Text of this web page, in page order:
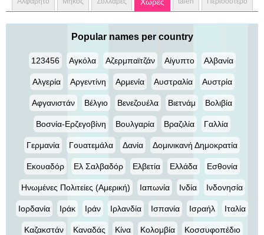
Popular names per country
123456 Αγκόλα Αζερμπαϊτζάν Αίγυπτο Αλβανία
Αλγερία Αργεντίνη Αρμενία Αυστραλία Αυστρία
Αφγανιστάν Βέλγιο Βενεζουέλα Βιετνάμ Βολιβία
Βοσνία-Ερζεγοβίνη Βουλγαρία Βραζιλία Γαλλία
Γερμανία Γουατεμάλα Δανία Δομινικανή Δημοκρατία
Εκουαδόρ Ελ Σαλβαδόρ Ελβετία Ελλάδα Εσθονία
Ηνωμένες Πολιτείες (Αμερική) Ιαπωνία Ινδία Ινδονησία
Ιορδανία Ιράκ Ιράν Ιρλανδία Ισπανία Ισραήλ Ιταλία
Καζακστάν Καναδάς Κίνα Κολομβία Κοσσυφοπέδιο